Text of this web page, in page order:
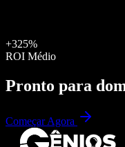
+325%
ROI Médio
Pronto para
Começar Agora